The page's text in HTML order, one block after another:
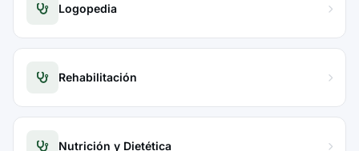
Logopedia
Rehabilitación
Nutrición y Dietética